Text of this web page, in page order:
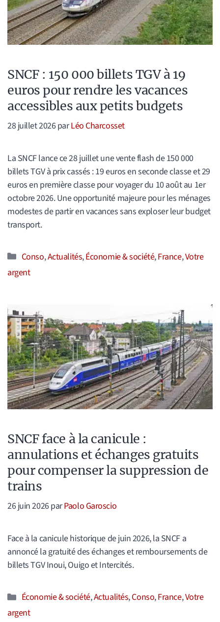
SNCF : 150 000 billets TGV à 19
euros pour rendre les vacances
accessibles aux petits budgets
28 juillet 2026parLéo Charcosset
La SNCF lance ce 28 juillet une vente flash de 150 000
billets TGV à prix cassés : 19 euros en seconde classe et 29
euros en première classe pour voyager du 10 août au 1er
octobre 2026. Une opportunité majeure pour les ménages
modestes de partir en vacances sans exploser leur budget
transport.
Catégories
Conso,Actualités,Économie & société,France,Votre
argent
SNCF face à la canicule :
annulations et échanges gratuits
pour compenser la suppression de
trains
26 juin 2026parPaolo Garoscio
Face à la canicule historique de juin 2026, la SNCF a
annoncé la gratuité des échanges et remboursements de
billets TGV Inoui, Ouigo et Intercités.
Catégories
Économie & société,Actualités,Conso,France,Votre
argent